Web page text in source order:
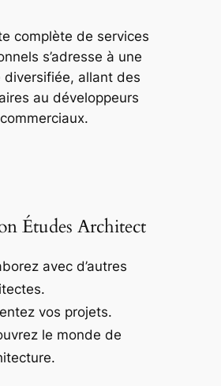
complète de services
s’adresse à une
diversifiée, allant des
au développeurs
commerciaux.
Études Architect
avec d’autres
vos projets.
le monde de